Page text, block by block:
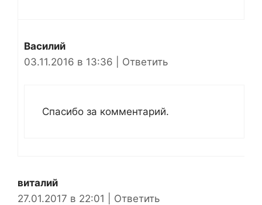
Василий
03.11.2016 в 13:36
Ответить
Спасибо за комментарий.
виталий
27.01.2017 в 22:01
Ответить